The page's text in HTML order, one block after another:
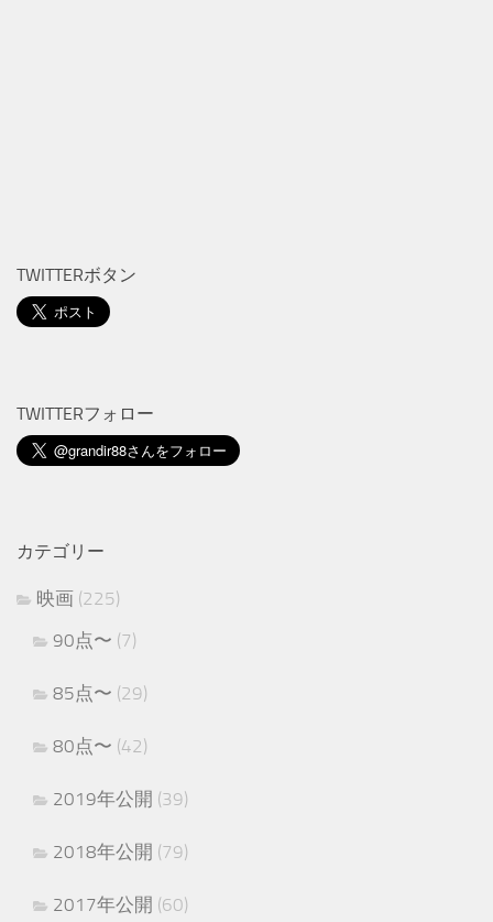
TWITTERボタン
TWITTERフォロー
カテゴリー
映画 (225)
90点〜 (7)
85点〜 (29)
80点〜 (42)
2019年公開 (39)
2018年公開 (79)
2017年公開 (60)